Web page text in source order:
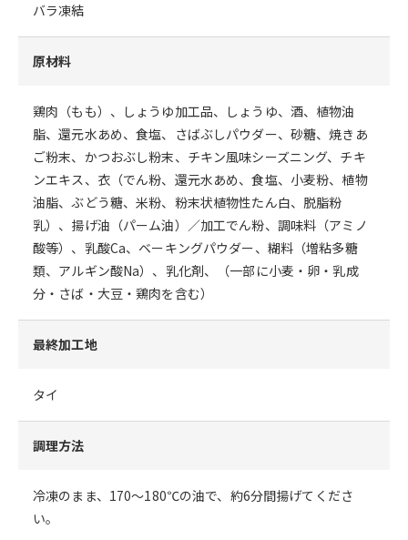
バラ凍結
原材料
鶏肉（もも）、しょうゆ加工品、しょうゆ、酒、植物油
脂、還元水あめ、食塩、さばぶしパウダー、砂糖、焼きあ
ご粉末、かつおぶし粉末、チキン風味シーズニング、チキ
ンエキス、衣（でん粉、還元水あめ、食塩、小麦粉、植物
油脂、ぶどう糖、米粉、粉末状植物性たん白、脱脂粉
乳）、揚げ油（パーム油）／加工でん粉、調味料（アミノ
酸等）、乳酸Ca、ベーキングパウダー、糊料（増粘多糖
類、アルギン酸Na）、乳化剤、（一部に小麦・卵・乳成
分・さば・大豆・鶏肉を含む）
最終加工地
タイ
調理方法
冷凍のまま、170～180℃の油で、約6分間揚げてくださ
い。